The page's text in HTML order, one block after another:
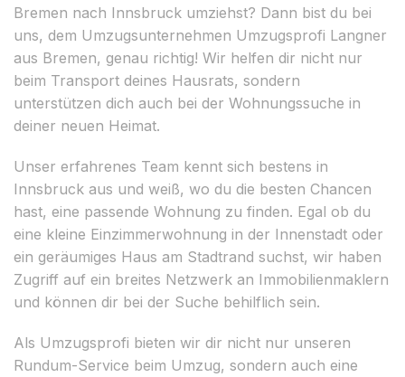
Bremen nach Innsbruck umziehst? Dann bist du bei
uns, dem Umzugsunternehmen Umzugsprofi Langner
aus Bremen, genau richtig! Wir helfen dir nicht nur
beim Transport deines Hausrats, sondern
unterstützen dich auch bei der Wohnungssuche in
deiner neuen Heimat.
Unser erfahrenes Team kennt sich bestens in
Innsbruck aus und weiß, wo du die besten Chancen
hast, eine passende Wohnung zu finden. Egal ob du
eine kleine Einzimmerwohnung in der Innenstadt oder
ein geräumiges Haus am Stadtrand suchst, wir haben
Zugriff auf ein breites Netzwerk an Immobilienmaklern
und können dir bei der Suche behilflich sein.
Als Umzugsprofi bieten wir dir nicht nur unseren
Rundum-Service beim Umzug, sondern auch eine